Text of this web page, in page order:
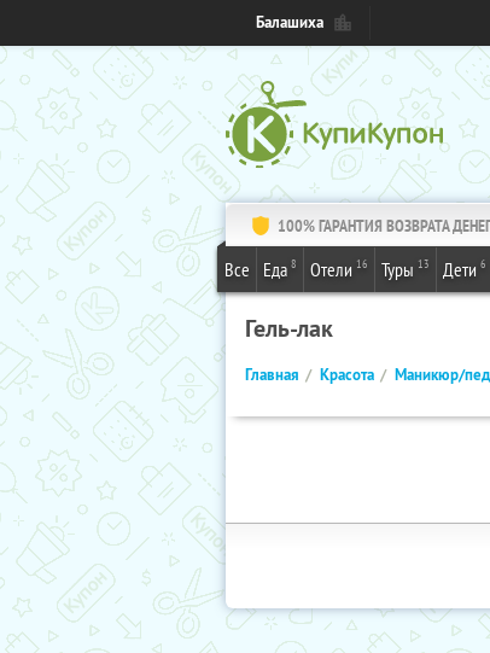
Балашиха
100% ГАРАНТИЯ ВОЗВРАТА ДЕНЕГ
Все Еда 8 Отели 16 Туры 13 Дети 6
Гель-лак
Главная Красота Маникюр/